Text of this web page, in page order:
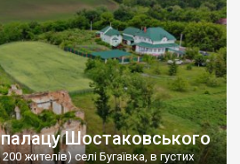
палацу Шостаковського
жителів) селі Бугаївка, в густих